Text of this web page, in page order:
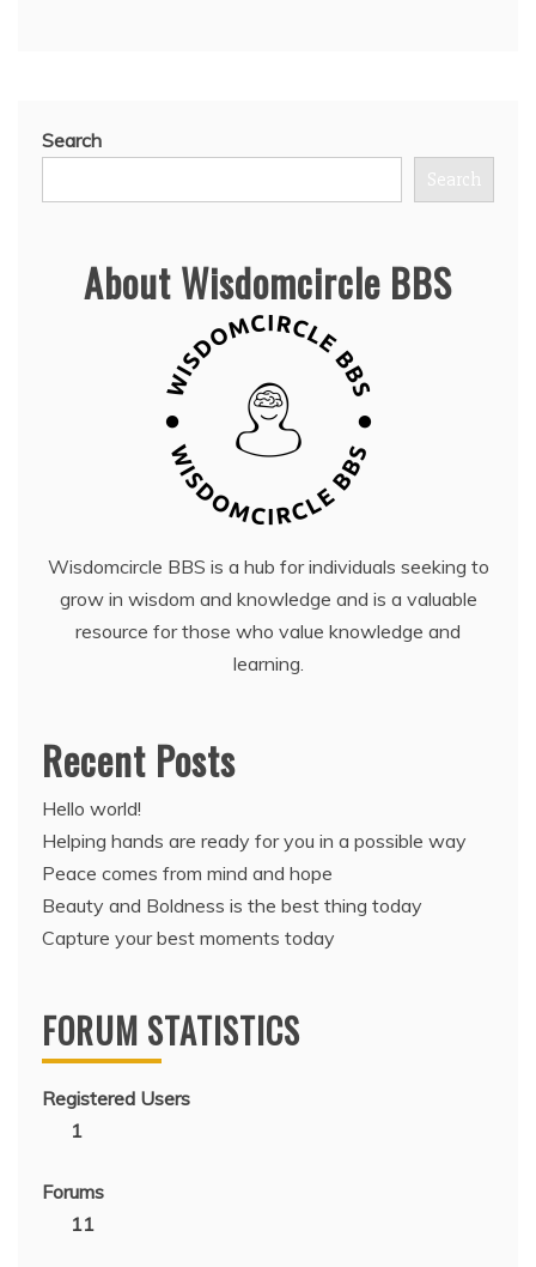
Search
Search
About Wisdomcircle BBS
Wisdomcircle BBS is a hub for individuals seeking to
grow in wisdom and knowledge and is a valuable
resource for those who value knowledge and
learning.
Recent Posts
Hello world!
Helping hands are ready for you in a possible way
Peace comes from mind and hope
Beauty and Boldness is the best thing today
Capture your best moments today
FORUM STATISTICS
Registered Users
1
Forums
11